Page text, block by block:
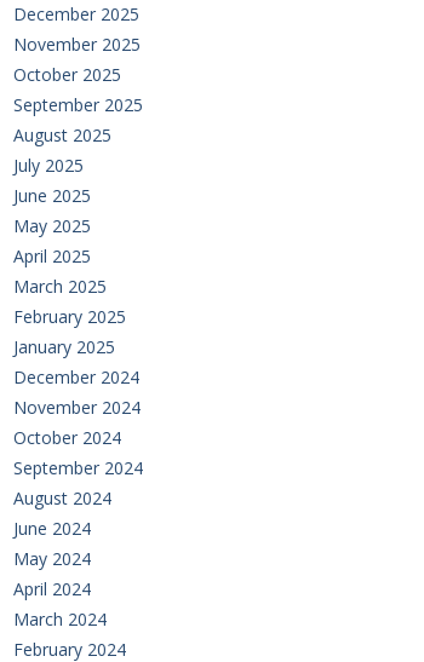
December 2025
November 2025
October 2025
September 2025
August 2025
July 2025
June 2025
May 2025
April 2025
March 2025
February 2025
January 2025
December 2024
November 2024
October 2024
September 2024
August 2024
June 2024
May 2024
April 2024
March 2024
February 2024